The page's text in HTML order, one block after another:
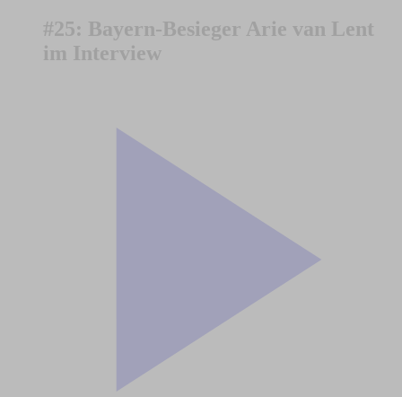
#25: Bayern-Besieger Arie van Lent
im Interview